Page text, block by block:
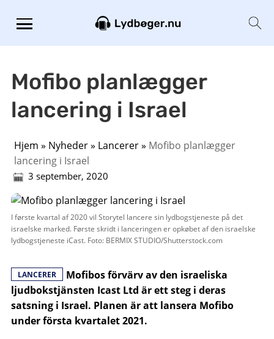
Mofibo planlægger
lancering i Israel
Hjem » Nyheder» Lancerer» Mofibo planlægger
lancering i Israel
3 september, 2020
I første kvartal af 2020 vil Storytel lancere sin lydbogstjeneste på det
israelske marked. Første skridt i lanceringen er opkøbet af den israelske
lydbogstjeneste iCast. Foto: BERMIX STUDIO/Shutterstock.com
LANCERER
Mofibos förvärv av den israeliska
ljudbokstjänsten Icast Ltd är ett steg i deras
satsning i Israel. Planen är att lansera Mofibo
under första kvartalet 2021.